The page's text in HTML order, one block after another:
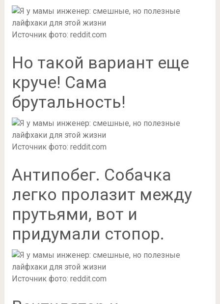
Источник фото: reddit.com
Но такой вариант еще
круче! Сама
брутальность!
Источник фото: reddit.com
Антипобег. Собачка
легко пролазит между
прутьями, вот и
придумали стопор.
Источник фото: reddit.com